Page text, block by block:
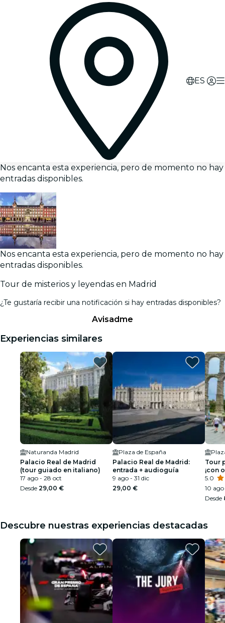
ES
Nos encanta esta experiencia, pero de momento no hay
entradas disponibles.
Nos encanta esta experiencia, pero de momento no hay
entradas disponibles.
Tour de misterios y leyendas en Madrid
¿Te gustaría recibir una notificación si hay entradas disponibles?
Avisadme
Experiencias similares
Naturanda Madrid
Palacio Real de Madrid
(tour guiado en italiano)
17 ago - 28 oct
Desde 29,00 €
Plaza de España
Palacio Real de Madrid:
entrada + audioguía
9 ago - 31 dic
29,00 €
Tour
¡con
5.0
10
Desde
Descubre nuestras experiencias destacadas